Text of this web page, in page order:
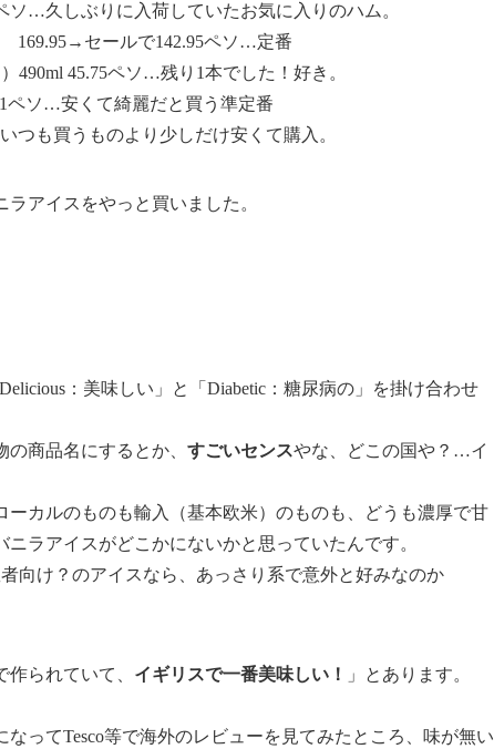
ソ…久しぶりに入荷していたお気に入りのハム。
169.95→セールで142.95ペソ…定番
490ml 45.75ペソ…残り1本でした！好き。
ペソ…安くて綺麗だと買う準定番
つも買うものより少しだけ安くて購入。
アイスをやっと買いました。
：美味しい」と「Diabetic：糖尿病の」を掛け合わせ
の商品名にする とか、 すごいセンスやな、どこの国や？…イ
カルのものも輸入（基本欧米）のものも、どうも濃厚で甘
ラアイスがどこかにないかと思っていたんです。
向け？のアイスなら、あっさり系で意外と好みなのか
られていて、 イギリスで一番美味しい！
」とあります。
ってTesco等で海外のレビューを見てみたところ、味が無い